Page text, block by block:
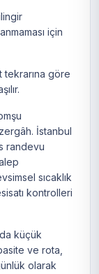
için
tekrarına göre
İstanbul
randevu
sıcaklık
kontrolleri
küçük
ve rota,
olarak